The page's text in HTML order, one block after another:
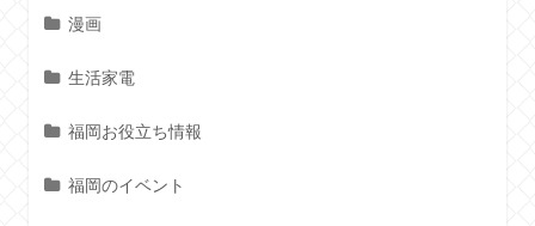
漫画
生活家電
福岡お役立ち情報
福岡のイベント